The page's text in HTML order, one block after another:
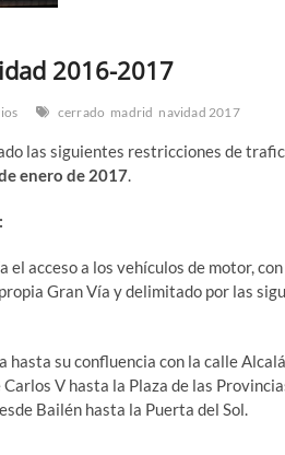
2016-2017
cerrado madrid navidad 2017
las siguientes restricciones de
enero de 2017.
acceso a los vehículos de motor,
Gran Vía y delimitado por las
hasta su confluencia con la calle
V hasta la Plaza de las
Bailén hasta la Puerta del Sol.